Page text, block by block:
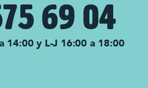
69 04
14:00 y L-J 16:00 a 18:00